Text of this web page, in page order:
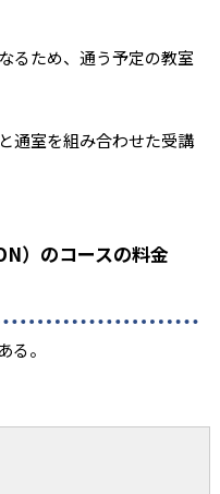
るため、通う予定の教室
通室を組み合わせた受講
）のコースの料金
。